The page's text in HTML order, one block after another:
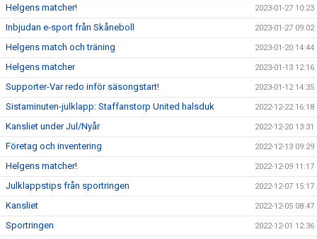
Helgens matcher! 2023-01-27 10:23
Inbjudan e-sport från Skåneboll 2023-01-27 09:02
Helgens match och träning 2023-01-20 14:44
Helgens matcher 2023-01-13 12:16
Supporter-Var redo inför säsongstart! 2023-01-12 14:35
Sistaminuten-julklapp: Staffanstorp United halsduk 2022-12-22 16:18
Kansliet under Jul/Nyår 2022-12-20 13:31
Företag och inventering 2022-12-13 09:29
Helgens matcher! 2022-12-09 11:17
Julklappstips från sportringen 2022-12-07 15:17
Kansliet 2022-12-05 08:47
Sportringen 2022-12-01 12:36